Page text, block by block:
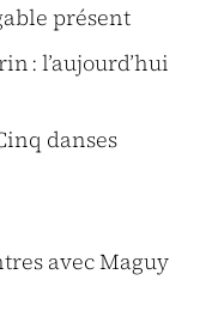
présent
: l’aujourd’hui
danses
avec Maguy